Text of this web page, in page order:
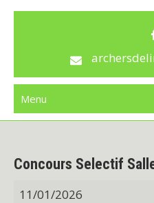
Skiparchersdelimoux
Menu
Concours Selectif
Concours
11/01/2026